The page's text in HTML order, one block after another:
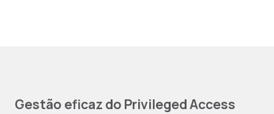
Gestão eficaz do Privileged Access